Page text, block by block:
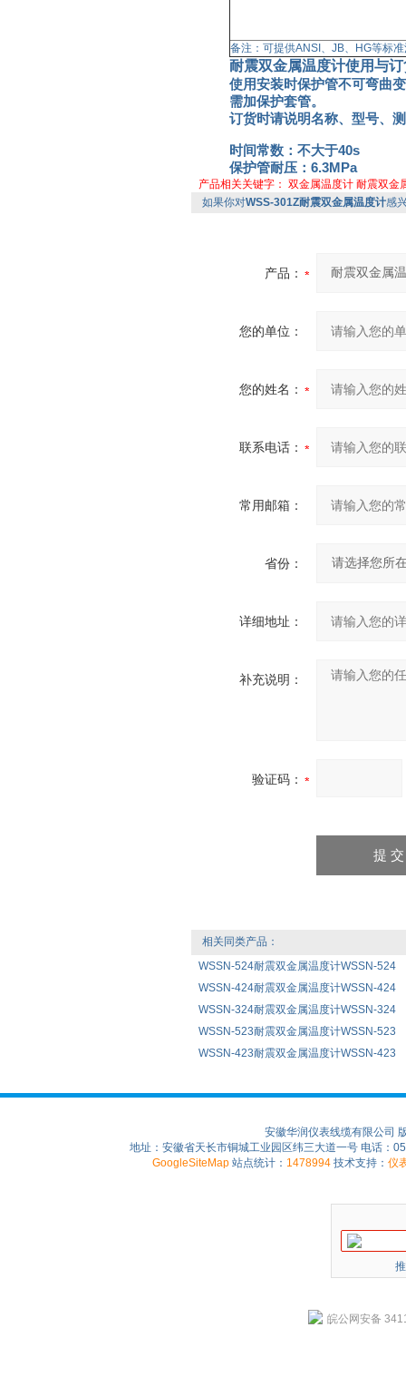
备注：可提供ANSI、JB、HG等标
耐震双金属温度计使用与
使用安装时保护管不可弯曲
需加保护套管。
订货时请说明名称、型号、
时间常数：不大于40s
保护管耐压：6.3MPa
产品相关关键字： 双金属温度计 耐震双金
如果你对WSS-301Z耐震双金属温度计感
产品：
您的单位：
您的姓名：
联系电话：
常用邮箱：
省份：
详细地址：
补充说明：
验证码：
相关同类产品：
WSSN-524耐震双金属温度计WSSN-524
WSSN-424耐震双金属温度计WSSN-424
WSSN-324耐震双金属温度计WSSN-324
WSSN-523耐震双金属温度计WSSN-523
WSSN-423耐震双金属温度计WSSN-423
安徽华润仪表线缆有限公司
地址：安徽省天长市铜城工业园区纬三大道一号 电话：
GoogleSiteMap 站点统计： 1478994 技术支持： 仪
皖公网安备